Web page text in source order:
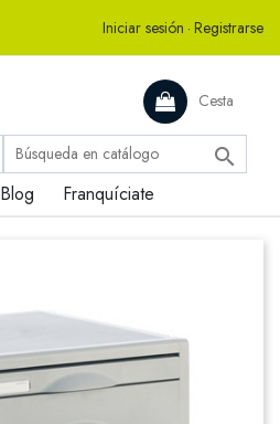
Iniciar sesión · Registrarse
Cesta

Blog Franquíciate